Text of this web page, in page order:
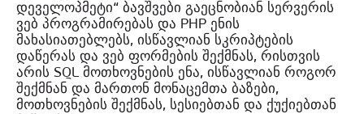
დეველოპმეტი“ ბავშვები გაეცნობიან სერვერის
ვებ პროგრამირებას და PHP ენის
მახასიათებლებს, ისწავლიან სკრიპტების
დაწერას და ვებ ფორმების შექმნას, რისთვის
არის SQL მოთხოვნების ენა, ისწავლიან როგორ
შექმნან და მართონ მონაცემთა ბაზები,
მოთხოვნების შექმნას, სესიებთან და ქუქიებთან